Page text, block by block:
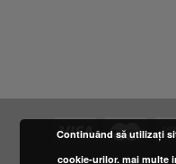
Continuând să utilizați
cookie-urilor. mai multe